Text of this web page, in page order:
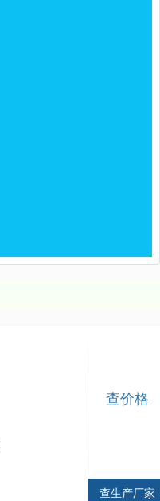
查价格
查生产厂家